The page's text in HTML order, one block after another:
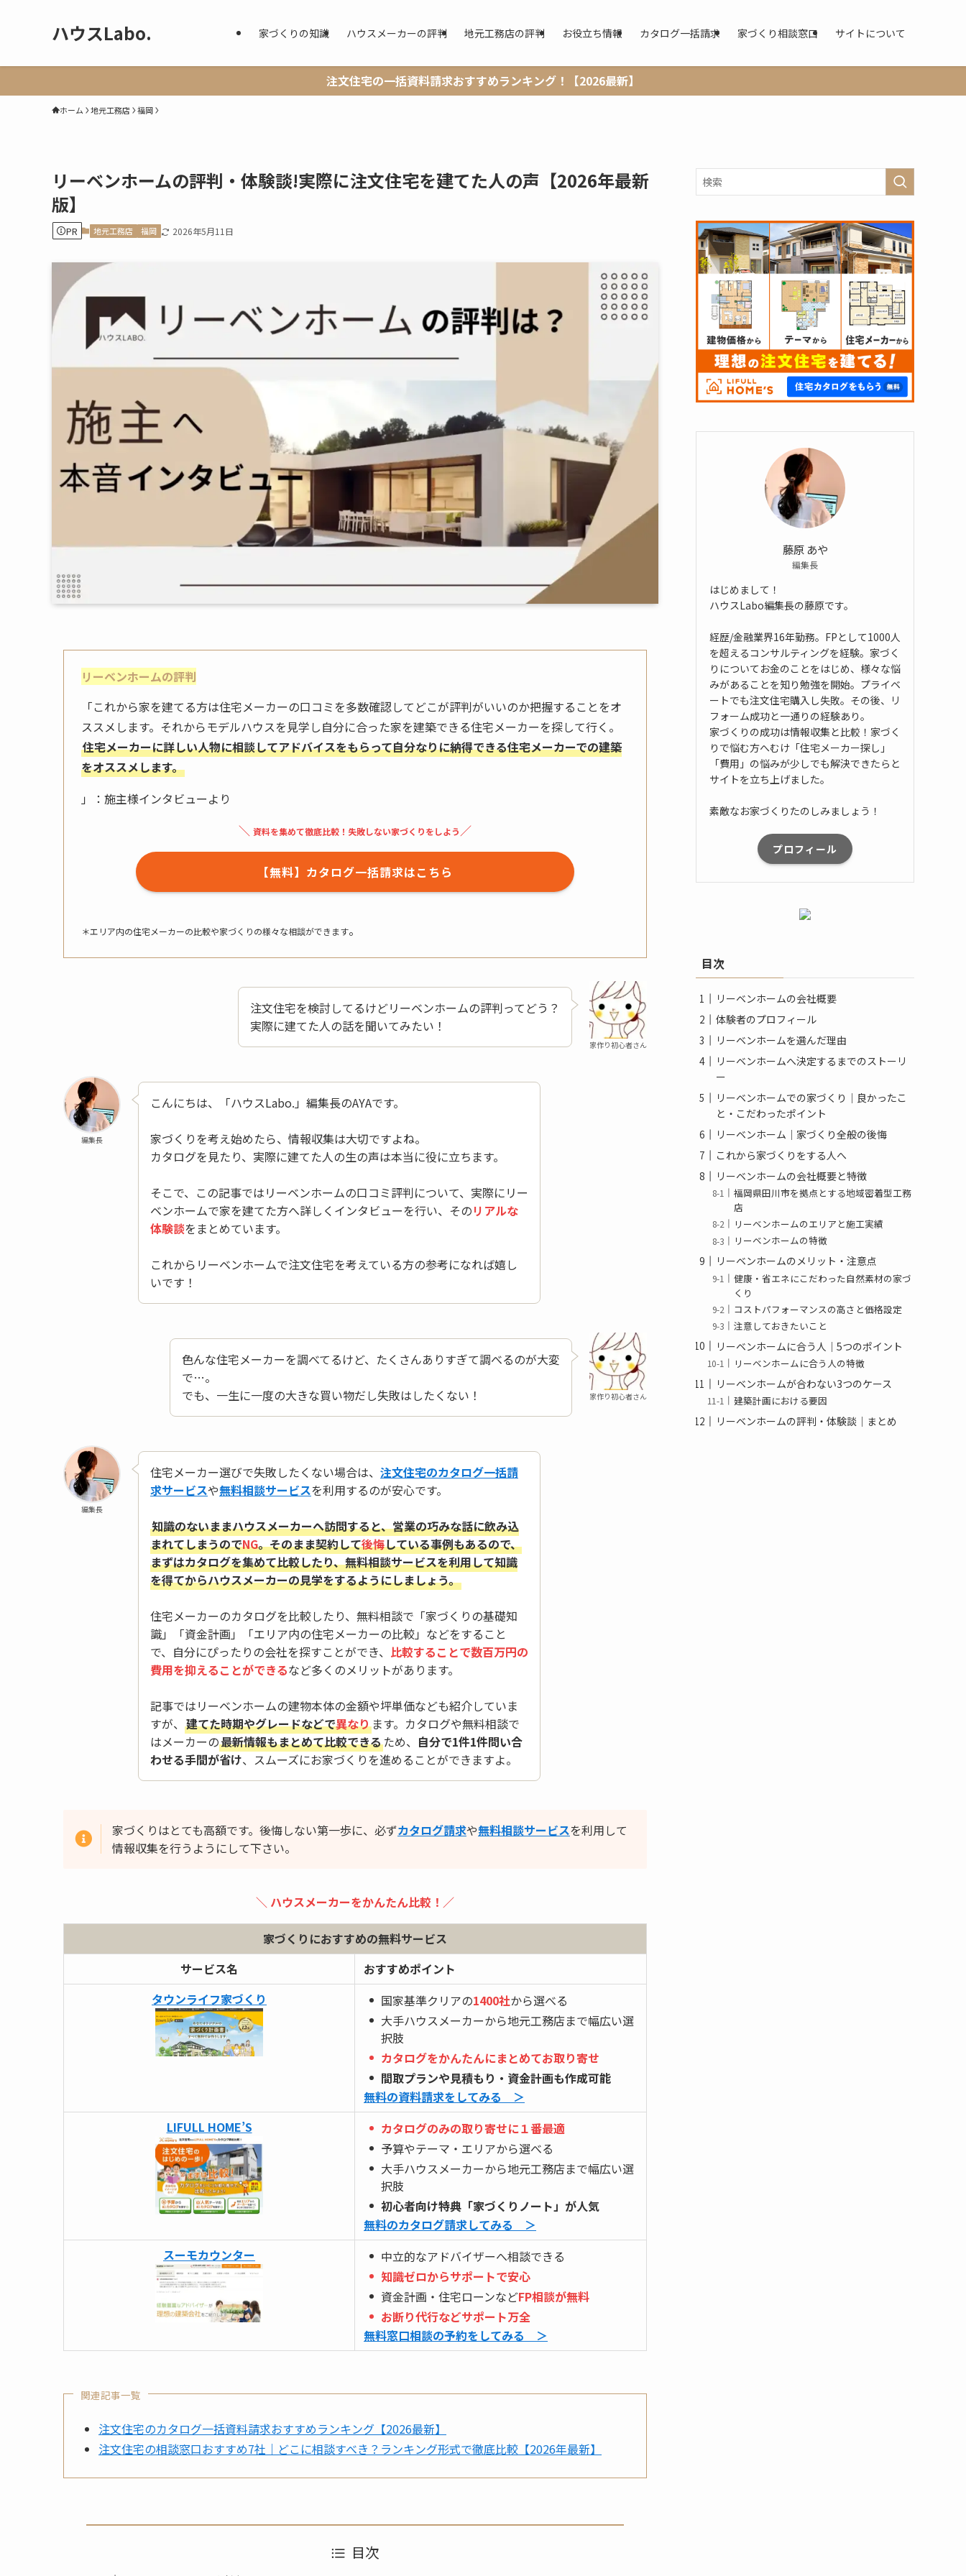
ハウスLabo. 家づくりの知識 ハウスメーカーの評判 地元工務店の評判 お役立ち情報 カタログ一括請求 家づくり相談窓口 サイトについて
注文住宅の一括資料請求おすすめランキング！【2026最新】
ホーム 地元工務店 福岡
リーベンホームの評判・体験談!実際に注文住宅を建てた人の声【2026年最新
版】
PR 地元工務店 福岡 2026年5月11日
リーベンホームの評判
「これから家を建てる方は住宅メーカーの口コミを多数確認してどこが評判がいいのか把握することをオ
ススメします。それからモデルハウスを見学し自分に合った家を建築できる住宅メーカーを探して行く。
住宅メーカーに詳しい人物に相談してアドバイスをもらって自分なりに納得できる住宅メーカーでの建築
をオススメします。
」：施主様インタビューより
＼ 資料を集めて徹底比較！失敗しない家づくりをしよう／
【無料】カタログ一括請求はこちら
＊エリア内の住宅メーカーの比較や家づくりの様々な相談ができます。
家作り初心者さん
注文住宅を検討してるけどリーベンホームの評判ってどう？
実際に建てた人の話を聞いてみたい！
編集長
こんにちは、「ハウスLabo.」編集長のAYAです。
家づくりを考え始めたら、情報収集は大切ですよね。
カタログを見たり、実際に建てた人の生の声は本当に役に立ちます。
そこで、この記事ではリーベンホームの口コミ評判について、実際にリー
ベンホームで家を建てた方へ詳しくインタビューを行い、そのリアルな
体験談をまとめています。
これからリーベンホームで注文住宅を考えている方の参考になれば嬉し
いです！
家作り初心者さん
色んな住宅メーカーを調べてるけど、たくさんありすぎて調べるのが大変
で…。
でも、一生に一度の大きな買い物だし失敗はしたくない！
編集長
住宅メーカー選びで失敗したくない場合は、 注文住宅のカタログ一括請
求サービスや無料相談サービスを利用するのが安心です。
知識のないままハウスメーカーへ訪問すると、営業の巧みな話に飲み込
まれてしまうのでNG。そのまま契約して後悔している事例もあるので、
まずはカタログを集めて比較したり、無料相談サービスを利用して知識
を得てからハウスメーカーの見学をするようにしましょう。
住宅メーカーのカタログを比較したり、無料相談で「家づくりの基礎知
識」「資金計画」「エリア内の住宅メーカーの比較」などをすること
で、自分にぴったりの会社を探すことができ、 比較することで数百万円の
費用を抑えることができるなど多くのメリットがあります。
記事ではリーベンホームの建物本体の金額や坪単価なども紹介していま
すが、 建てた時期やグレードなどで異なり ます。カタログや無料相談で
はメーカーの最新情報もまとめて比較できるため、 自分で1件1件問い合
わせる手間が省け、スムーズにお家づくりを進めることができますよ。
家づくりはとても高額です。後悔しない第一歩に、必ずカタログ請求や無料相談サービスを利用して
情報収集を行うようにして下さい。
＼ ハウスメーカーをかんたん比較！／
家づくりにおすすめの無料サービス
サービス名
おすすめポイント
タウンライフ家づくり
国家基準クリアの1400社から選べる
大手ハウスメーカーから地元工務店まで幅広い選
択肢
カタログをかんたんにまとめてお取り寄せ
間取プランや見積もり・資金計画も作成可能
無料の資料請求をしてみる ＞
LIFULL HOME’S
カタログのみの取り寄せに１番最適
予算やテーマ・エリアから選べる
大手ハウスメーカーから地元工務店まで幅広い選
択肢
初心者向け特典「家づくりノート」が人気
無料のカタログ請求してみる ＞
スーモカウンター
中立的なアドバイザーへ相談できる
知識ゼロからサポートで安心
資金計画・住宅ローンなどFP相談が無料
お断り代行などサポート万全
無料窓口相談の予約をしてみる ＞
関連記事一覧
注文住宅のカタログ一括資料請求おすすめランキング【2026最新】
注文住宅の相談窓口おすすめ7社｜どこに相談すべき？ランキング形式で徹底比較【2026年最新】
目次
藤原 あや
編集長
はじめまして！
ハウスLabo編集長の藤原です。
経歴/金融業界16年勤務。FPとして1000人
を超えるコンサルティングを経験。家づく
りについてお金のことをはじめ、様々な悩
みがあることを知り勉強を開始。プライベ
ートでも注文住宅購入し失敗。その後、リ
フォーム成功と一通りの経験あり。
家づくりの成功は情報収集と比較！家づく
りで悩む方へむけ「住宅メーカー探し」
「費用」の悩みが少しでも解決できたらと
サイトを立ち上げました。
素敵なお家づくりたのしみましょう！
プロフィール
目次
リーベンホームの会社概要
体験者のプロフィール
リーベンホームを選んだ理由
リーベンホームへ決定するまでのストーリ
ー
リーベンホームでの家づくり｜良かったこ
と・こだわったポイント
リーベンホーム｜家づくり全般の後悔
これから家づくりをする人へ
リーベンホームの会社概要と特徴
福岡県田川市を拠点とする地域密着型工務
店
リーベンホームのエリアと施工実績
リーベンホームの特徴
リーベンホームのメリット・注意点
健康・省エネにこだわった自然素材の家づ
くり
コストパフォーマンスの高さと価格設定
注意しておきたいこと
リーベンホームに合う人｜5つのポイント
リーベンホームに合う人の特徴
リーベンホームが合わない3つのケース
建築計画における要因
リーベンホームの評判・体験談｜まとめ